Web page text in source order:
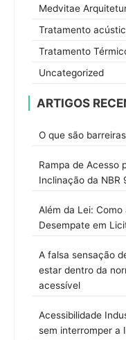
Medvitae
Tratamento
Tratamento
Uncategorized
ARTIGOS
O que são
Rampa de Acesso
Inclinação da NBR
Além da Lei:
Desempate em
A falsa sensação
estar dentro da
acessível
Acessibilidade
sem interromper a